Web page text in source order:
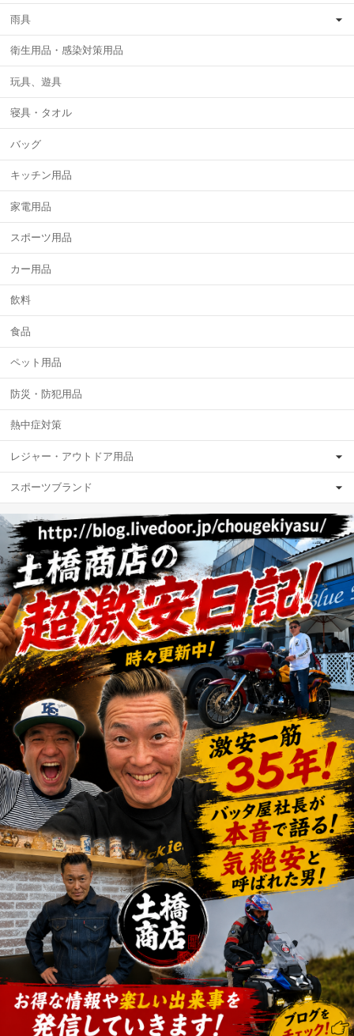
雨具
衛生用品・感染対策用品
玩具、遊具
寝具・タオル
バッグ
キッチン用品
家電用品
スポーツ用品
カー用品
飲料
食品
ペット用品
防災・防犯用品
熱中症対策
レジャー・アウトドア用品
スポーツブランド